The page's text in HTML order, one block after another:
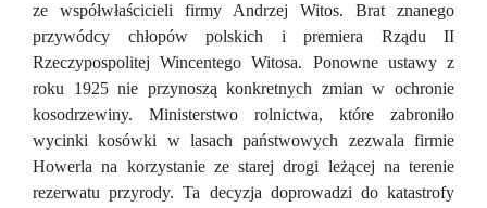
ze współwłaścicieli firmy Andrzej Witos. Brat znanego
przywódcy chłopów polskich i premiera Rządu II
Rzeczypospolitej Wincentego Witosa. Ponowne ustawy z
roku 1925 nie przynoszą konkretnych zmian w ochronie
kosodrzewiny. Ministerstwo rolnictwa, które zabroniło
wycinki kosówki w lasach państwowych zezwala firmie
Howerla na korzystanie ze starej drogi leżącej na terenie
rezerwatu przyrody. Ta decyzja doprowadzi do katastrofy